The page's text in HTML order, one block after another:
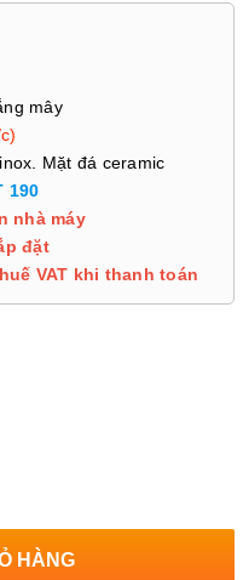
mây
Mặt đá ceramic
190
nhà máy
đặt
VAT khi thanh toán
HÀNG